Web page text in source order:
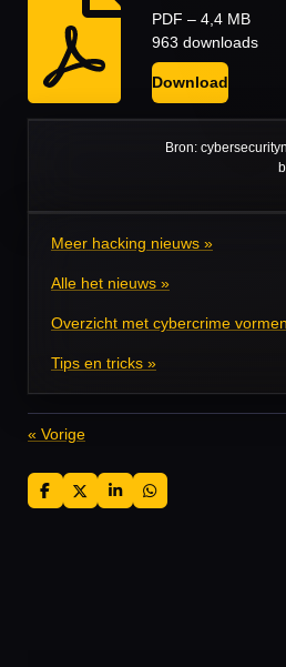
PDF – 4,4 MB
963 downloads
Download
Bron:
Meer hacking nieuws »
Alle het nieuws »
Overzicht met cybercrime
Tips en tricks »
« Vorige
D
e
D
e
S
h
D
e